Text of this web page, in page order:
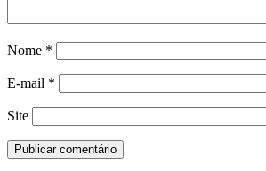
Nome *
E-mail *
Site